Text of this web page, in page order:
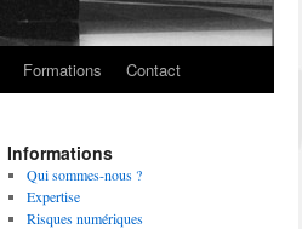
Formations Contact
Informations
Qui sommes-nous ?
Expertise
Risques numériques